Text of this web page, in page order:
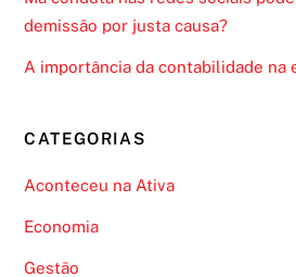
demissão por justa causa?
A importância da contabilidade na
CATEGORIAS
Aconteceu na Ativa
Economia
Gestão